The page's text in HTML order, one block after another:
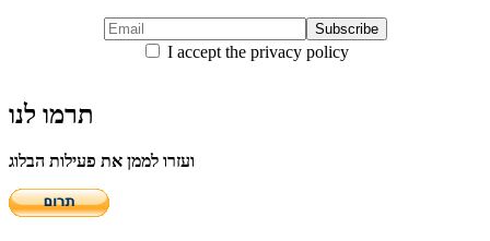
I accept the privacy policy
תרמו לנו
ועזרו לממן את פעילות הבלוג